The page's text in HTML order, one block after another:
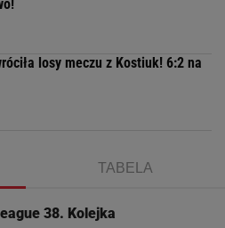
losy meczu z Kostiuk! 6:2 na
TABELA
38. Kolejka